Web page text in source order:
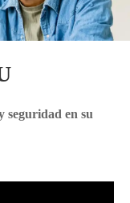
seguridad en su